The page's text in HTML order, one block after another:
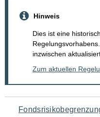
Hinweis
Dies ist eine
inzwischen
Zum aktuellen
Navigation